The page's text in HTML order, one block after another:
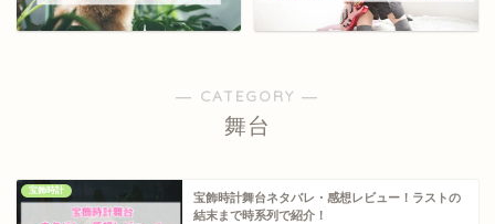
― CATEGORY ―
舞台
宝飾時計
宝飾時計舞台ネタバレ・感想レビュー！ラストの
結末まで時系列で紹介！